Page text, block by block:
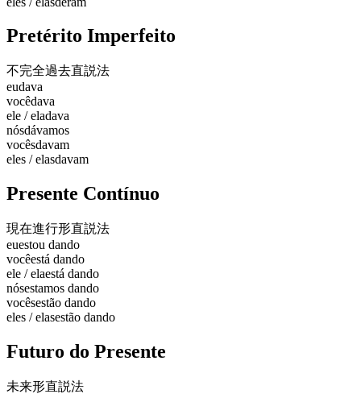
Pretérito Imperfeito
不完全過去直説法
eudava
vocêdava
ele / eladava
nósdávamos
vocêsdavam
eles / elasdavam
Presente Contínuo
現在進行形直説法
euestou dando
vocêestá dando
ele / elaestá dando
nósestamos dando
vocêsestão dando
eles / elasestão dando
Futuro do Presente
未来形直説法